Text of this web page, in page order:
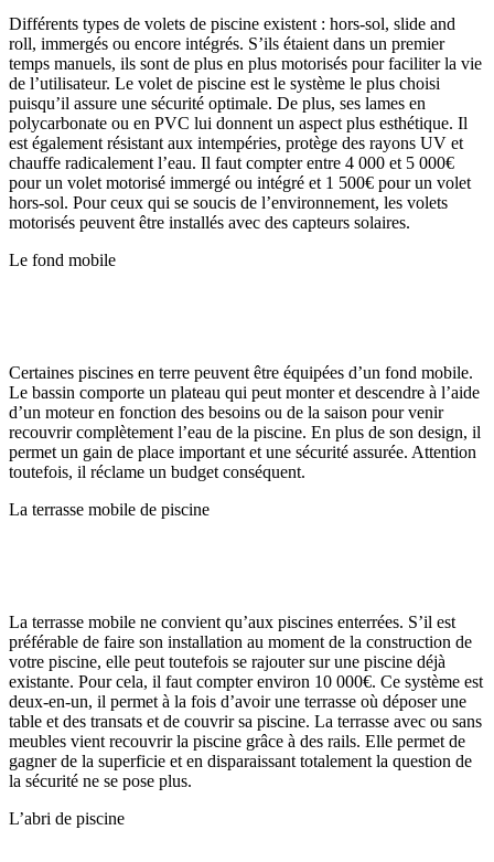
Différents types de volets de piscine existent : hors-sol, slide and
roll, immergés ou encore intégrés. S’ils étaient dans un premier
temps manuels, ils sont de plus en plus motorisés pour faciliter la vie
de l’utilisateur. Le volet de piscine est le système le plus choisi
puisqu’il assure une sécurité optimale. De plus, ses lames en
polycarbonate ou en PVC lui donnent un aspect plus esthétique. Il
est également résistant aux intempéries, protège des rayons UV et
chauffe radicalement l’eau. Il faut compter entre 4 000 et 5 000€
pour un volet motorisé immergé ou intégré et 1 500€ pour un volet
hors-sol. Pour ceux qui se soucis de l’environnement, les volets
motorisés peuvent être installés avec des capteurs solaires.
Le fond mobile
Certaines piscines en terre peuvent être équipées d’un fond mobile.
Le bassin comporte un plateau qui peut monter et descendre à l’aide
d’un moteur en fonction des besoins ou de la saison pour venir
recouvrir complètement l’eau de la piscine. En plus de son design, il
permet un gain de place important et une sécurité assurée. Attention
toutefois, il réclame un budget conséquent.
La terrasse mobile de piscine
La terrasse mobile ne convient qu’aux piscines enterrées. S’il est
préférable de faire son installation au moment de la construction de
votre piscine, elle peut toutefois se rajouter sur une piscine déjà
existante. Pour cela, il faut compter environ 10 000€. Ce système est
deux-en-un, il permet à la fois d’avoir une terrasse où déposer une
table et des transats et de couvrir sa piscine. La terrasse avec ou sans
meubles vient recouvrir la piscine grâce à des rails. Elle permet de
gagner de la superficie et en disparaissant totalement la question de
la sécurité ne se pose plus.
L’abri de piscine